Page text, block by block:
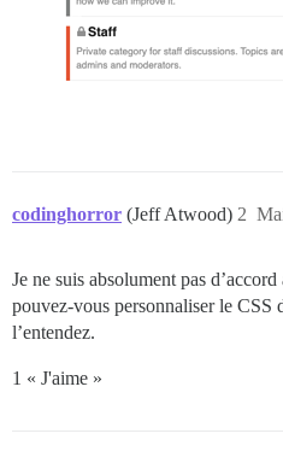
codinghorror (Jeff Atwood) 2
Je ne suis absolument pas
pouvez-vous personnaliser le CSS
l’entendez.
1 « J'aime »